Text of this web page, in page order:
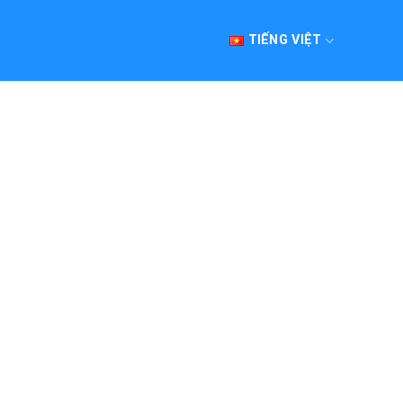
TIẾNG VIỆT